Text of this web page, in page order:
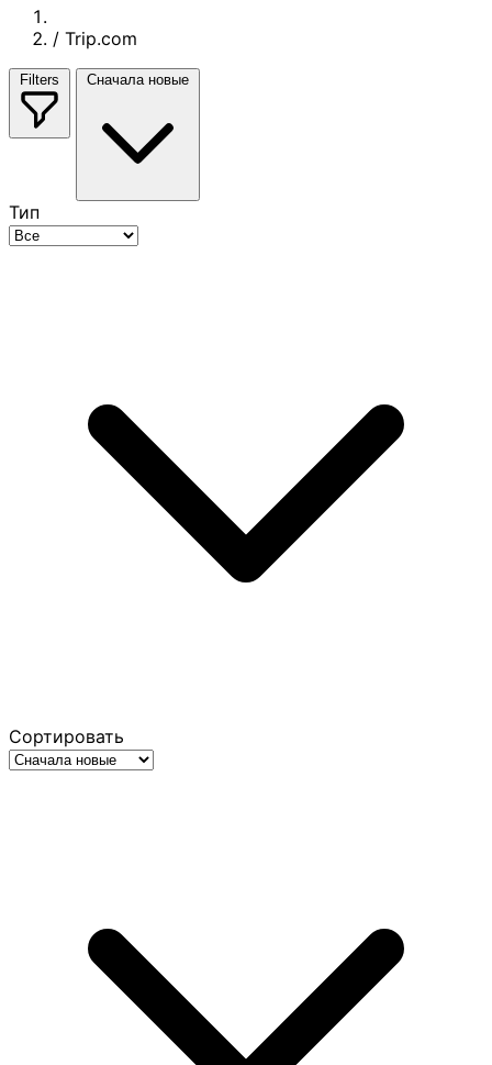
/ Trip.com
Filters Сначала новые
Тип
Сортировать